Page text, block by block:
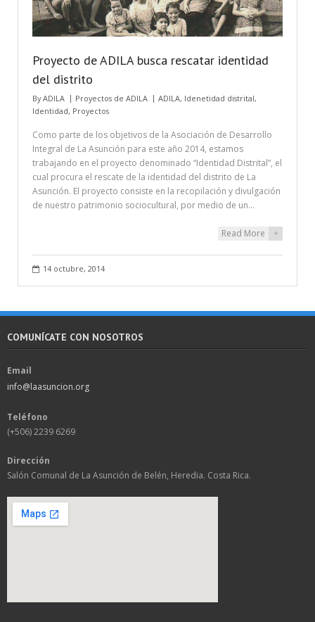
Proyecto de ADILA busca rescatar identidad
del distrito
ByADILA Proyectos de ADILA ADILA, Idenetidad distrital,
Identidad, Proyectos
Como parte de los objetivos de la Asociación de Desarrollo
Integral de La Asunción para este año 2014, estamos
trabajando en el proyecto denominado “Identidad Distrital”, el
cual procura el rescate de la identidad del distrito de La
Asunción. El proyecto consiste en la recopilación y divulgación
de nuestro patrimonio sociocultural, por medio de un…
Read More +
14 octubre, 2014
COMUNÍCATE CON NOSOTROS
Email
info@laasuncion.org
Teléfono
(+506) 2239 6269
Dirección
Salón Comunal de La Asunción de Belén, Heredia. Costa Rica.